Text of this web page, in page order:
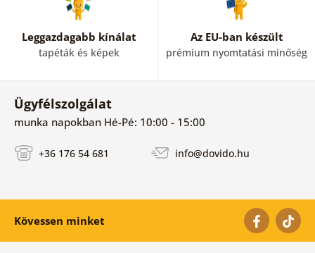
Leggazdagabb kínálat
tapéták és képek
Az EU-ban készült
prémium nyomtatási minőség
Ügyfélszolgálat
munka napokban Hé-Pé: 10:00 - 15:00
+36 176 54 681 info@dovido.hu
Kövessen minket